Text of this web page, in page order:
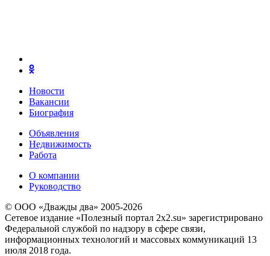
Новости
Вакансии
Биография
Объявления
Недвижимость
Работа
О компании
Руководство
© ООО «Дважды два» 2005-2026
Сетевое издание «Полезный портал 2x2.su» зарегистрировано
Федеральной службой по надзору в сфере связи,
информационных технологий и массовых коммуникаций 13
июля 2018 года.